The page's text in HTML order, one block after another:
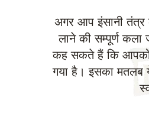
अगर आप इंसानी तंत्र
लाने की सम्पूर्ण कला
कह सकते हैं कि आपको
गया है। इसका